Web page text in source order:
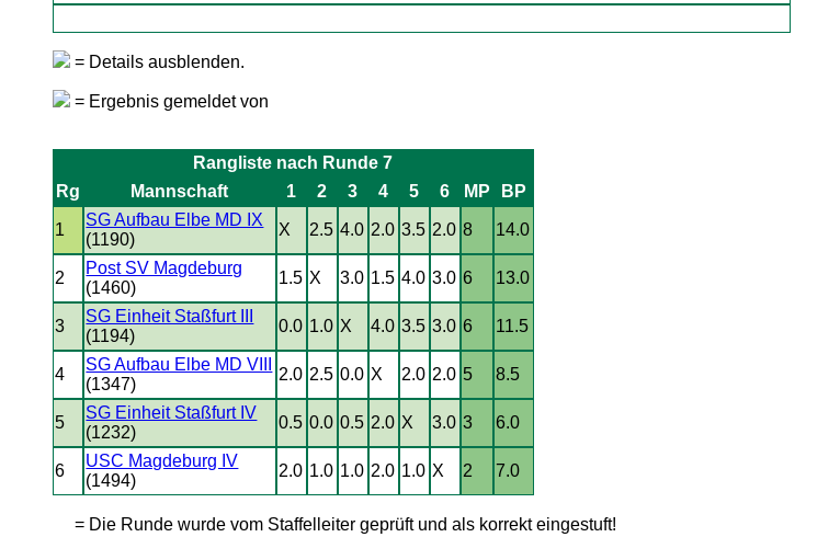
= Details ausblenden.
= Ergebnis gemeldet von
Rangliste nach Runde 7
Rg
Mannschaft 1 2 3 4 5 6 MP BP
1
SG Aufbau Elbe MD IX
(1190)
X 2.5 4.0 2.0 3.5 2.0 8 14.0
2
Post SV Magdeburg
(1460)
1.5 X 3.0 1.5 4.0 3.0 6 13.0
3
SG Einheit Staßfurt III
(1194)
0.0 1.0 X 4.0 3.5 3.0 6 11.5
4
SG Aufbau Elbe MD VIII
(1347)
2.0 2.5 0.0 X 2.0 2.0 5 8.5
5
SG Einheit Staßfurt IV
(1232)
0.5 0.0 0.5 2.0 X 3.0 3 6.0
6
USC Magdeburg IV
(1494)
2.0 1.0 1.0 2.0 1.0 X 2 7.0
= Die Runde wurde vom Staffelleiter geprüft und als korrekt eingestuft!